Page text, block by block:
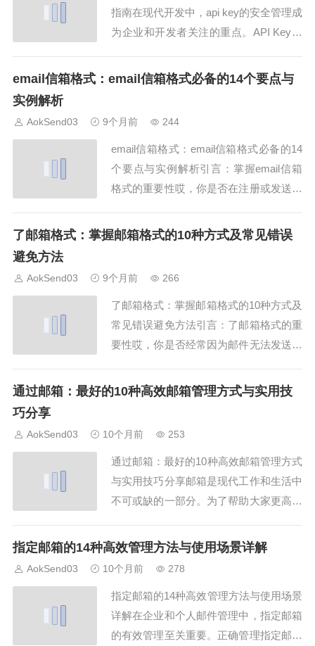
指南在现代开发中，api key的安全管理成
为企业和开发者关注的重点。API Key是
保证了系统调用的安全性。AokSend提供
功能，同时保...
email信箱格式：email信箱格式必备的14个要点与
实例解析
AokSend03 9个月前 244
email信箱格式：email信箱格式必备的14
个要点与实例解析引言：掌握email信箱
格式的重要性哎，你是否在注册或发送邮
于 email信箱格式 不规范。本文将详细解
轻松...
了邮箱格式：掌握邮箱格式的10种方式及常见错误
避免方法
AokSend03 9个月前 266
了邮箱格式：掌握邮箱格式的10种方式及
常见错误避免方法引言：了邮箱格式的重
要性哎，你是否经常因为邮件无法发送而
上。一个规范的邮箱格式不仅能保证邮件
松掌握 了邮箱格式 的10种优化方法...
通过邮箱：最好的10种高效邮箱管理方式与实用技
巧分享
AokSend03 10个月前 253
通过邮箱：最好的10种高效邮箱管理方式
与实用技巧分享邮箱是现代工作和生活中
不可或缺的一部分。为了帮助大家更高效
箱管理方式及实用技巧。无论您是商务人
理邮件通过邮箱管理邮件的第一步是学会
使用...
指定邮箱的14种高效管理方法与使用场景详解
AokSend03 10个月前 278
指定邮箱的14种高效管理方法与使用场景
详解在企业和个人邮件管理中，指定邮箱
的有效管理至关重要。正确管理指定邮箱